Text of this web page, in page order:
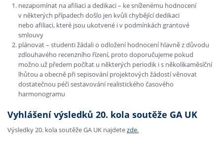
nezapomínat na afiliaci a dedikaci – ke sníženému hodnocení
v některých případech došlo jen kvůli chybějící dedikaci
nebo afiliaci, které jsou ukotvené i v podmínkách grantové
smlouvy
plánovat – studenti žádali o odložení hodnocení hlavně z důvodu
zdlouhavého recenzního řízení, proto doporučujeme pokud
možno už předem počítat u některých periodik i s několikaměsíční
lhůtou a obecně při sepisování projektových žádostí věnovat
dostatečnou péči sestavování realistického časového
harmonogramu
Vyhlášení výsledků 20. kola soutěže GA UK
Výsledky 20. kola soutěže GA UK najdetezde.